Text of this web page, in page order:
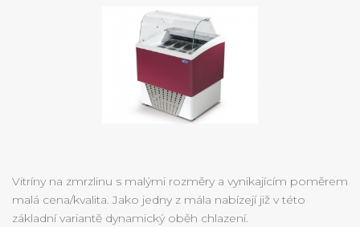
Vitríny na zmrzlinu s malými rozměry a vynikajícím poměrem
malá cena/kvalita. Jako jedny z mála nabízejí již v této
základní variantě dynamický oběh chlazení.